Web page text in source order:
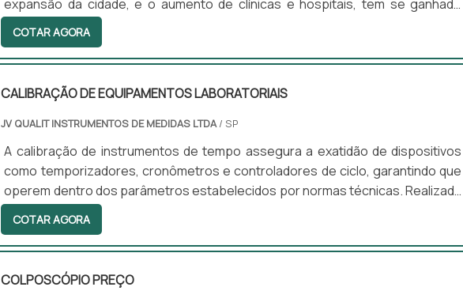
expansão da cidade, e o aumento de clínicas e hospitais, tem se ganhado
grande destaque, uma vez que esse serviço busca trazer as configurações
originais de instrumentos hospitalares.Mais informações sobre a
calibraçãoSendo um tipo de manutenção de caráter preventivo, a calibração é
um serviço que tem como finalidade trazer as configurações de fábrica de
produto.
COTAR AGORA
CALIBRAÇÃO DE EQUIPAMENTOS LABORATORIAIS
JV QUALIT INSTRUMENTOS DE MEDIDAS LTDA/ SP
A calibração de instrumentos de tempo assegura a exatidão de dispositivos
como temporizadores, cronômetros e controladores de ciclo, garantindo que
operem dentro dos parâmetros estabelecidos por normas técnicas. Realizada
em laboratório rastreável e com padrões certificados, essa calibração
minimiza desvios que possam impactar processos sensíveis, como ciclos
térmicos e testes laboratoriais.
COTAR AGORA
COLPOSCÓPIO PREÇO